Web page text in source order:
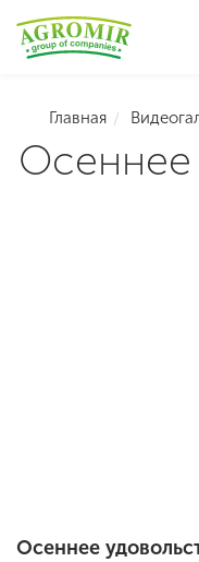
Главная
Осеннее
Осеннее